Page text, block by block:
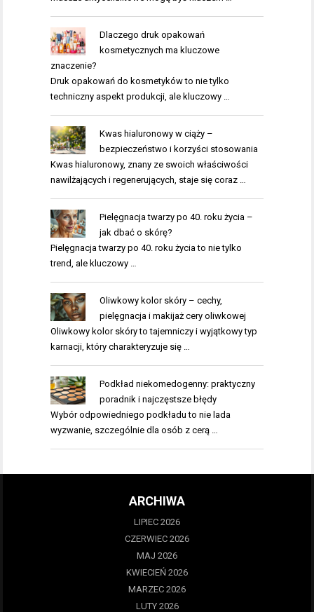
Dlaczego druk opakowań
kosmetycznych ma kluczowe
znaczenie?
Druk opakowań do kosmetyków to nie tylko
techniczny aspekt produkcji, ale kluczowy …
Kwas hialuronowy w ciąży –
bezpieczeństwo i korzyści stosowania
Kwas hialuronowy, znany ze swoich właściwości
nawilżających i regenerujących, staje się coraz …
Pielęgnacja twarzy po 40. roku życia –
jak dbać o skórę?
Pielęgnacja twarzy po 40. roku życia to nie tylko
trend, ale kluczowy …
Oliwkowy kolor skóry – cechy,
pielęgnacja i makijaż cery oliwkowej
Oliwkowy kolor skóry to tajemniczy i wyjątkowy typ
karnacji, który charakteryzuje się …
Podkład niekomedogenny: praktyczny
poradnik i najczęstsze błędy
Wybór odpowiedniego podkładu to nie lada
wyzwanie, szczególnie dla osób z cerą …
ARCHIWA
LIPIEC 2026
CZERWIEC 2026
MAJ 2026
KWIECIEŃ 2026
MARZEC 2026
LUTY 2026